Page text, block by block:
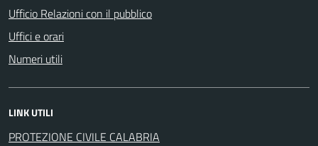
Ufficio Relazioni con il pubblico
Uffici e orari
Numeri utili
LINK UTILI
PROTEZIONE CIVILE CALABRIA